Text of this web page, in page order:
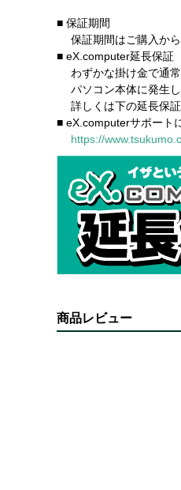
■ 保証期間
保証期間はご購入から
■ eX.computer延長保証
わずかな掛け金で通常
パソコン本体に発生し
詳しくは下の延長保証
■ eX.computerサポート
https://
商品レビュー